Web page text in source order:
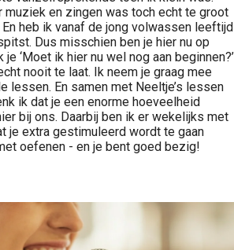
muziek en zingen was toch echt te groot
heb ik vanaf de jong volwassen leeftijd
Dus misschien ben je hier nu op
‘Moet ik hier nu wel nog aan beginnen?’
nooit te laat. Ik neem je graag mee
lessen. En samen met Neeltje’s lessen
ik dat je een enorme hoeveelheid
bij ons. Daarbij ben ik er wekelijks met
je extra gestimuleerd wordt te gaan
oefenen - en je bent goed bezig!